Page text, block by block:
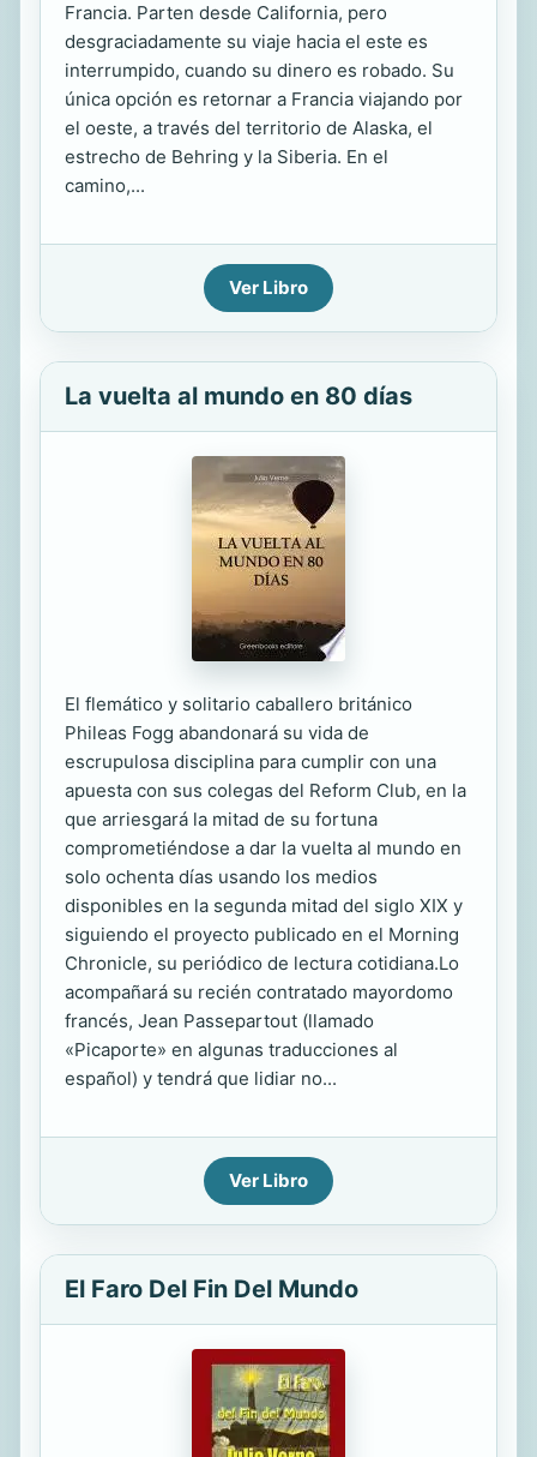
Francia. Parten desde California, pero
desgraciadamente su viaje hacia el este es
interrumpido, cuando su dinero es robado. Su
única opción es retornar a Francia viajando por
el oeste, a través del territorio de Alaska, el
estrecho de Behring y la Siberia. En el
camino,...
Ver Libro
La vuelta al mundo en 80 días
El flemático y solitario caballero británico
Phileas Fogg abandonará su vida de
escrupulosa disciplina para cumplir con una
apuesta con sus colegas del Reform Club, en la
que arriesgará la mitad de su fortuna
comprometiéndose a dar la vuelta al mundo en
solo ochenta días usando los medios
disponibles en la segunda mitad del siglo XIX y
siguiendo el proyecto publicado en el Morning
Chronicle, su periódico de lectura cotidiana.Lo
acompañará su recién contratado mayordomo
francés, Jean Passepartout (llamado
«Picaporte» en algunas traducciones al
español) y tendrá que lidiar no...
Ver Libro
El Faro Del Fin Del Mundo